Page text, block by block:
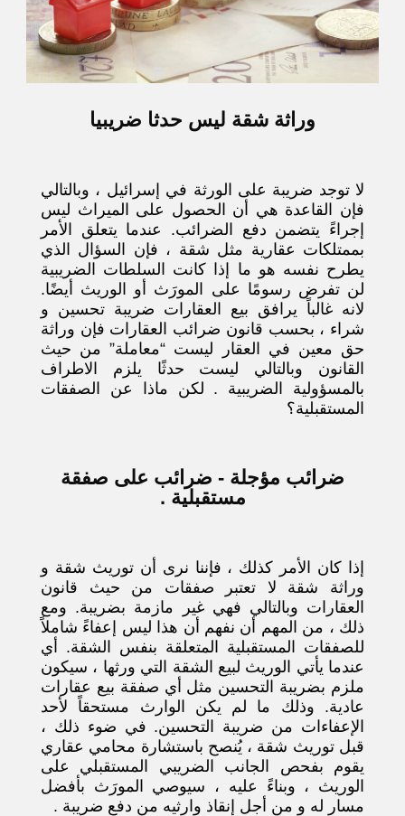
وراثة شقة ليس حدثا ضريبيا
لا توجد ضريبة على الورثة في إسرائيل ، وبالتالي
فإن القاعدة هي أن الحصول على الميراث ليس
إجراءً يتضمن دفع الضرائب. عندما يتعلق الأمر
بممتلكات عقارية مثل شقة ، فإن السؤال الذي
يطرح نفسه هو ما إذا كانت السلطات الضريبية
لن تفرض رسومًا على المورَث أو الوريث أيضًا.
لانه غالباً يرافق بيع العقارات ضريبة تحسين و
شراء ، بحسب قانون ضرائب العقارات فإن وراثة
حق معين في العقار ليست “معاملة” من حيث
القانون وبالتالي ليست حدثًا يلزم الاطراف
بالمسؤولية الضريبية . لكن ماذا عن الصفقات
المستقبلية؟
ضرائب مؤجلة - ضرائب على صفقة
مستقبلية .
إذا كان الأمر كذلك ، فإننا نرى أن توريث شقة و
وراثة شقة لا تعتبر صفقات من حيث قانون
العقارات وبالتالي فهي غير مازمة بضريبة. ومع
ذلك ، من المهم أن نفهم أن هذا ليس إعفاءً شاملاً
للصفقات المستقبلية المتعلقة بنفس الشقة. أي
عندما يأتي الوريث لبيع الشقة التي ورثها ، سيكون
ملزم بضريبة التحسين مثل أي صفقة بيع عقارات
عادية. وذلك ما لم يكن الوارث مستحقاً لأحد
الإعفاءات من ضريبة التحسين. في ضوء ذلك ،
قبل توريث شقة ، يُنصح باستشارة محامي عقاري
يقوم بفحص الجانب الضريبي المستقبلي على
الوريث ، وبناءً عليه ، سيوصي المورَث بأفضل
مسار له و من أجل إنقاذ وارثيه من دفع ضريبة .